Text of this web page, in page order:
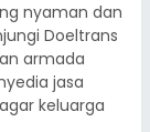
nyaman dan
Doeltrans
armada
jasa
keluarga